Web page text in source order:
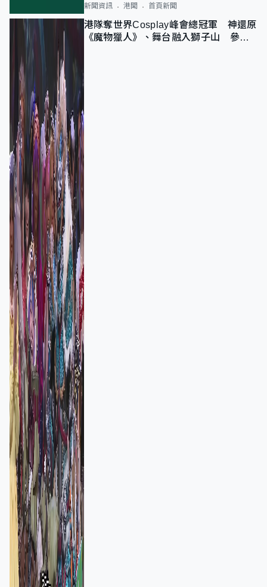
新聞資訊 港聞 首頁新聞
港隊奪世界Cosplay峰會總冠軍 神還原
《魔物獵人》、舞台融入獅子山 參賽